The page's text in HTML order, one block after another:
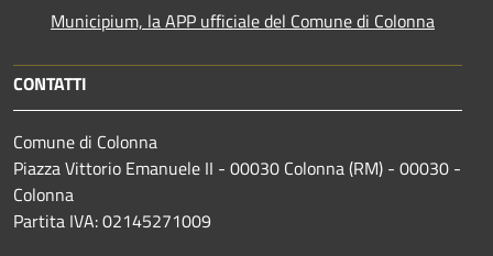
Municipium, la APP ufficiale del Comune di Colonna
CONTATTI
Comune di Colonna
Piazza Vittorio Emanuele II - 00030 Colonna (RM) - 00030 -
Colonna
Partita IVA: 02145271009